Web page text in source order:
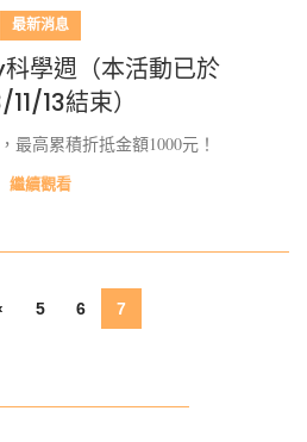
最新消息
學週（本活動已於
13結束）
最高累積折抵金額1000元！
繼續觀看
5 6 7